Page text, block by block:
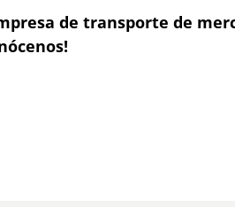
de transporte de